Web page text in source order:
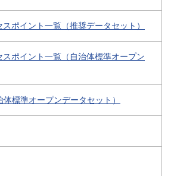
ポイント一覧（推奨データセット）
ポイント一覧（自治体標準オープン
標準オープンデータセット）